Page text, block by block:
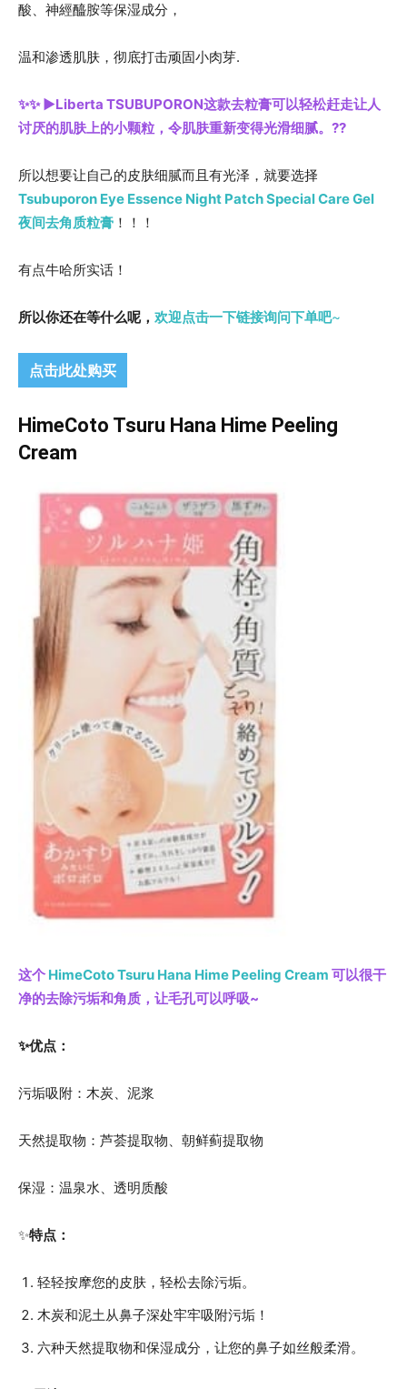
酸、神經醯胺等保湿成分，
温和渗透肌肤，彻底打击顽固小肉芽.
✨✨ ▶️Liberta TSUBUPORON这款去粒膏可以轻松赶走让人
讨厌的肌肤上的小颗粒，令肌肤重新变得光滑细腻。??
所以想要让自己的皮肤细腻而且有光泽，就要选择
Tsubuporon Eye Essence Night Patch Special Care Gel
夜间去角质粒膏 ！！！
有点牛哈所实话！
所以你还在等什么呢， 欢迎点击一下链接询问下单吧~
点击此处购买
HimeCoto Tsuru Hana Hime Peeling
Cream
这个 HimeCoto Tsuru Hana Hime Peeling Cream 可以很干
净的去除污垢和角质，让毛孔可以呼吸~
✨优点：
污垢吸附：木炭、泥浆
天然提取物：芦荟提取物、朝鲜蓟提取物
保湿：温泉水、透明质酸
✨特点：
轻轻按摩您的皮肤，轻松去除污垢。
木炭和泥土从鼻子深处牢牢吸附污垢！
六种天然提取物和保湿成分，让您的鼻子如丝般柔滑。